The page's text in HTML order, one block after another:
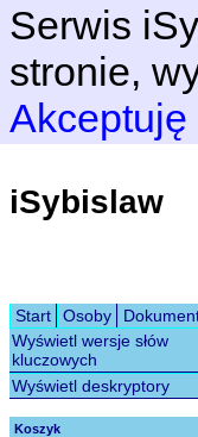
Serwis
stronie,
Akceptuję
iSybislaw
Start Osoby
Wyświetl wersje słów
kluczowych
Wyświetl deskryptory
Koszyk